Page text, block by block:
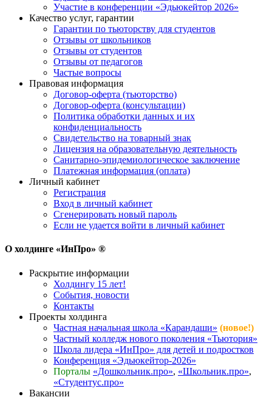
Участие в конференции «Эдьюкейтор 2026»
Качество услуг, гарантии
Гарантии по тьюторству для студентов
Отзывы от школьников
Отзывы от студентов
Отзывы от педагогов
Частые вопросы
Правовая информация
Договор-оферта (тьюторство)
Договор-оферта (консультации)
Политика обработки данных и их
конфиденциальность
Свидетельство на товарный знак
Лицензия на образовательную деятельность
Санитарно-эпидемиологическое заключение
Платежная информация (оплата)
Личный кабинет
Регистрация
Вход в личный кабинет
Сгенерировать новый пароль
Если не удается войти в личный кабинет
О холдинге «ИнПро» ®
Раскрытие информации
Холдингу 15 лет!
События, новости
Контакты
Проекты холдинга
Частная начальная школа «Карандаши» (новое!)
Частный колледж нового поколения «Тьютория»
Школа лидера «ИнПро» для детей и подростков
Конференция «Эдьюкейтор-2026»
Порталы «Дошкольник.про», «Школьник.про»,
«Студентус.про»
Вакансии